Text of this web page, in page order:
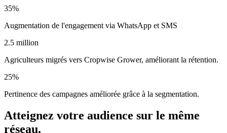
35%
Augmentation de l'engagement via WhatsApp et SMS
2.5 million
Agriculteurs migrés vers Cropwise Grower, améliorant la rétention.
25%
Pertinence des campagnes améliorée grâce à la segmentation.
Atteignez votre audience sur le même
réseau.